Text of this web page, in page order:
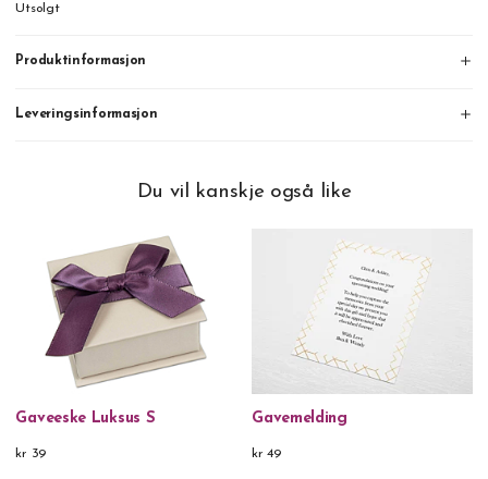
Utsolgt
Produktinformasjon
Leveringsinformasjon
Du vil kanskje også like
Gaveeske Luksus S
kr 39
Gavemelding
kr 49